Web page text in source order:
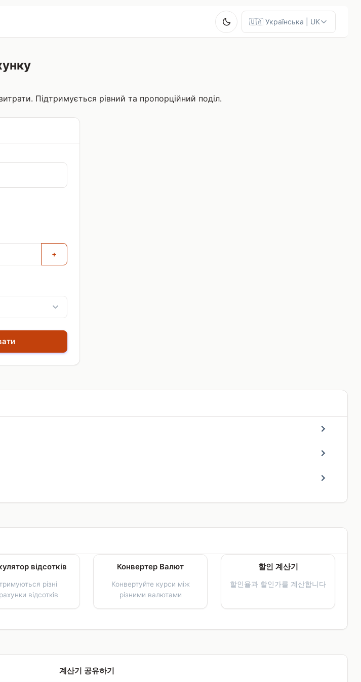
Підтримується рівний та пропорційний поділ.
+
відсотків
різні
відсотків
Конвертер Валют
Конвертуйте курси між
різними валютами
할인 계산기
할인율과 할인가를 계산합니다
계산기 공유하기